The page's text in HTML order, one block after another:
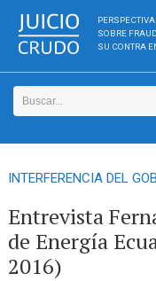
SOBRE
SU CONTRA
INTERFERENCIA DEL
Entrevista
de Energía
2016)